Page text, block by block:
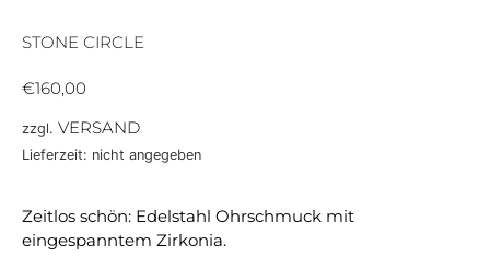
STONE CIRCLE
€160,00
zzgl. VERSAND
Lieferzeit: nicht angegeben
Zeitlos schön: Edelstahl Ohrschmuck mit
eingespanntem Zirkonia.